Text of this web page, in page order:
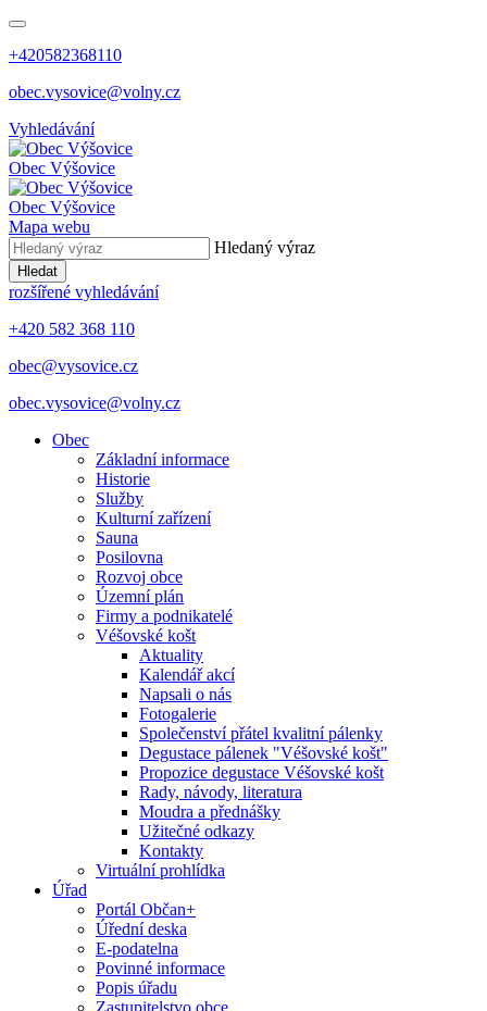
+420582368110
obec.vysovice@volny.cz
Vyhledávání
Obec Výšovice
Obec Výšovice
Mapa webu
Hledaný výraz
Hledat
rozšířené vyhledávání
+420 582 368 110
obec@vysovice.cz
obec.vysovice@volny.cz
Obec
Základní informace
Historie
Služby
Kulturní zařízení
Sauna
Posilovna
Rozvoj obce
Územní plán
Firmy a podnikatelé
Véšovské košt
Aktuality
Kalendář akcí
Napsali o nás
Fotogalerie
Společenství přátel kvalitní pálenky
Degustace pálenek "Véšovské košt"
Propozice degustace Véšovské košt
Rady, návody, literatura
Moudra a přednášky
Užitečné odkazy
Kontakty
Virtuální prohlídka
Úřad
Portál Občan+
Úřední deska
E-podatelna
Povinné informace
Popis úřadu
Zastupitelstvo obce